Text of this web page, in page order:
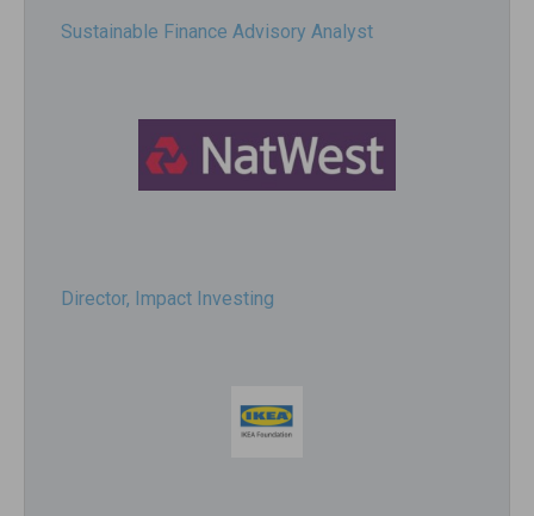
Sustainable Finance Advisory Analyst
Director, Impact Investing